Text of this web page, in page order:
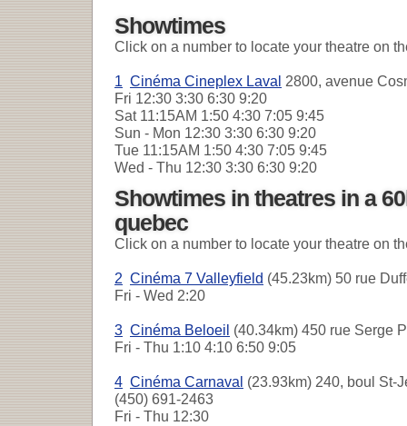
Showtimes
Click on a number to locate your theatre on
1 Cinéma Cineplex Laval 2800, avenue
Fri 12:30 3:30 6:30 9:20
Sat11:15AM 1:50 4:30 7:05 9:45
Sun - Mon 12:30 3:30 6:30 9:20
Tue 11:15AM 1:50 4:30 7:05 9:45
Wed - Thu 12:30 3:30 6:30 9:20
Showtimes in theatres in a
quebec
Click on a number to locate your theatre on
2 Cinéma 7 Valleyfield (45.23km) 50 rue
Fri - Wed 2:20
3 Cinéma Beloeil (40.34km) 450 rue Serge
Fri - Thu 1:10 4:10 6:50 9:05
4 Cinéma Carnaval (23.93km) 240, boul St-
(450) 691-2463
Fri - Thu 12:30